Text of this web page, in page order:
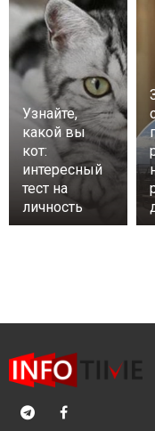
Узнайте,
какой вы
кот:
интересный
тест на
личность